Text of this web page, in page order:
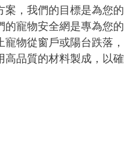
，我們的目標是為您的
寵物安全網是專為您的
物從窗戶或陽台跌落，
高品質的材料製成，以確